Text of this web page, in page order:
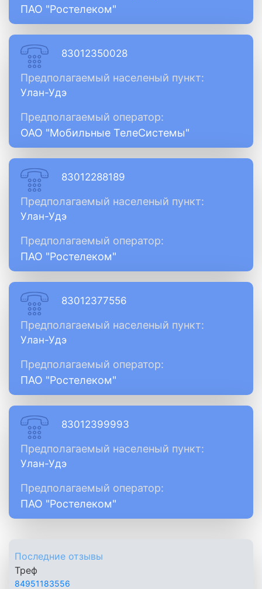
ПАО "Ростелеком"
83012350028
Предполагаемый населеный пункт:
Улан-Удэ
Предполагаемый оператор:
ОАО "Мобильные ТелеСистемы"
83012288189
Предполагаемый населеный пункт:
Улан-Удэ
Предполагаемый оператор:
ПАО "Ростелеком"
83012377556
Предполагаемый населеный пункт:
Улан-Удэ
Предполагаемый оператор:
ПАО "Ростелеком"
83012399993
Предполагаемый населеный пункт:
Улан-Удэ
Предполагаемый оператор:
ПАО "Ростелеком"
Последние отзывы
Треф
84951183556